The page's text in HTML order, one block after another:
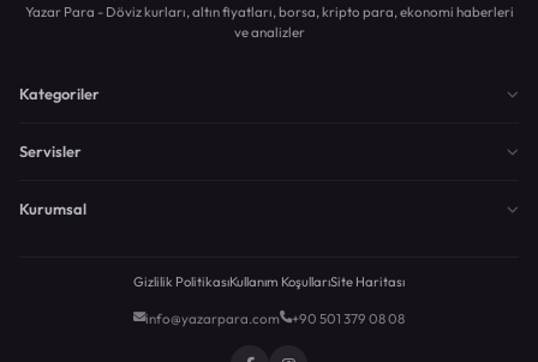
Yazar Para - Döviz kurları, altın fiyatları, borsa, kripto para, ekonomi haberleri
ve analizler
Kategoriler
Servisler
Kurumsal
Gizlilik PolitikasıKullanım KoşullarıSite Haritası
info@yazarpara.com +90 501 379 08 08